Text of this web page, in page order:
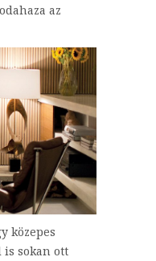
az
közepes
sokan ott